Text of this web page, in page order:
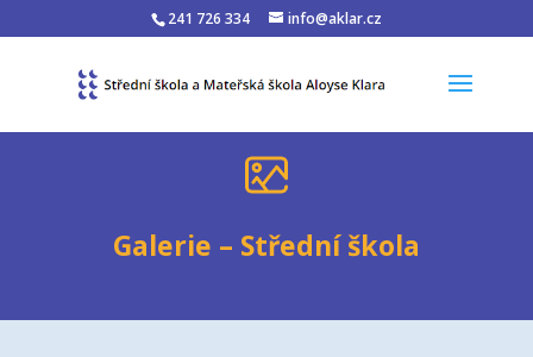
241 726 334 info@aklar.cz
Galerie – Střední škola